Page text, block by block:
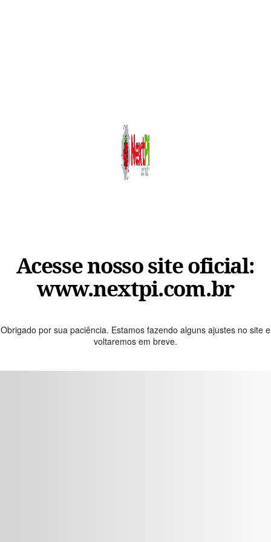
Acesse nosso site oficial:
www.nextpi.com.br
Obrigado por sua paciência. Estamos fazendo alguns ajustes no site e
voltaremos em breve.